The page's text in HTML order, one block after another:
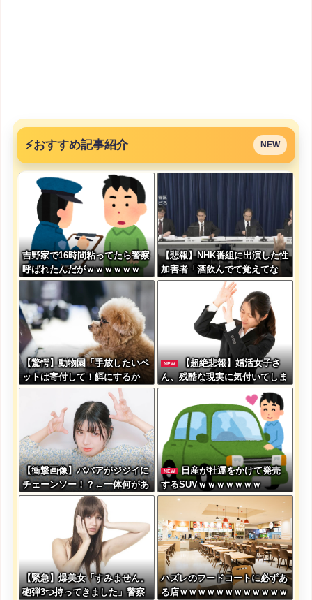
⚡おすすめ記事紹介 NEW
吉野家で16時間粘ってたら警察
呼ばれたんだがｗｗｗｗｗｗ
【悲報】NHK番組に出演した性
加害者「酒飲んでて覚えてな
い」
【驚愕】動物園「手放したいペ
ットは寄付して！餌にするか
ら！」←これってどうなん？w
w w w w w w w w w
NEW
【超絶悲報】婚活女子さ
ん、残酷な現実に気付いてしま
った結果…
【衝撃画像】ババアがジジイに
チェーンソー！？←一体何があ
ったんやコレw w w w w w w
NEW
日産が社運をかけて発売
するSUVｗｗｗｗｗｗｗ
【緊急】爆美女「すみません。
砲弾3つ持ってきました」警察
ハズレのフードコートに必ずあ
る店ｗｗｗｗｗｗｗｗｗｗｗｗ